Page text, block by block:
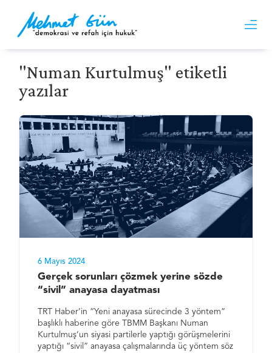
"Numan Kurtulmuş" etiketli
yazılar
6 Mayıs 2024
Gerçek sorunları çözmek yerine sözde
“sivil” anayasa dayatması
TRT Haber’in “Yeni anayasa sürecinde 3 yöntem”
başlıklı haberine göre TBMM Başkanı Numan
Kurtulmuş’un siyasi partilerle yaptığı görüşmelerini
yaptığı “sivil” anayasa çalışmalarında üç yöntem söz